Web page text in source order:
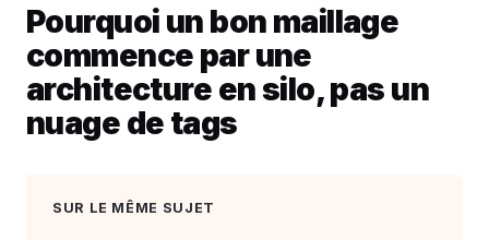
Pourquoi un bon maillage
commence par une
architecture en silo, pas un
nuage de tags
SUR LE MÊME SUJET